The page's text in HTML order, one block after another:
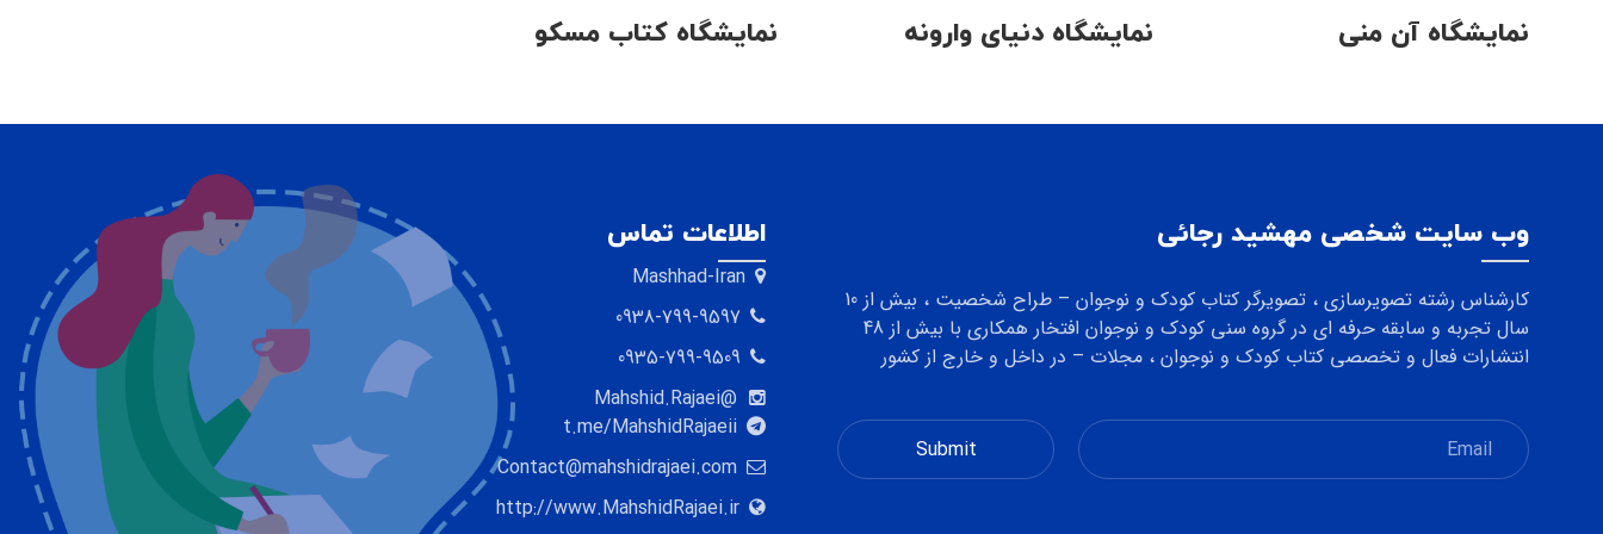
نمایشگاه آن منی نمایشگاه دنیای وارونه نمایشگاه کتاب مسکو
وب سایت شخصی مهشید رجائی
کارشناس رشته تصویرسازی ، تصویرگر کتاب کودک و نوجوان – طراح شخصیت ، بیش از 10
سال تجربه و سابقه حرفه ای در گروه سنی کودک و نوجوان افتخار همکاری با بیش از 48
انتشارات فعال و تخصصی کتاب کودک و نوجوان ، مجلات – در داخل و خارج از کشور
اطلاعات تماس
Mashhad-Iran
0938-799-9597
0935-799-9509
@Mahshid.Rajaei
t.me/MahshidRajaeii
Contact@mahshidrajaei.com
http://www.MahshidRajaei.ir